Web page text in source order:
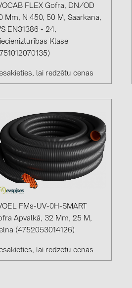
FLEX Gofra, DN/OD
Mm, N 450, 50 M, Saarkana,
EN31386 - 24,
Klase
lai redzētu cenas
FMs-UV-0H-SMART
Apvalkā, 32 Mm, 25 M,
(4752053014126)
lai redzētu cenas